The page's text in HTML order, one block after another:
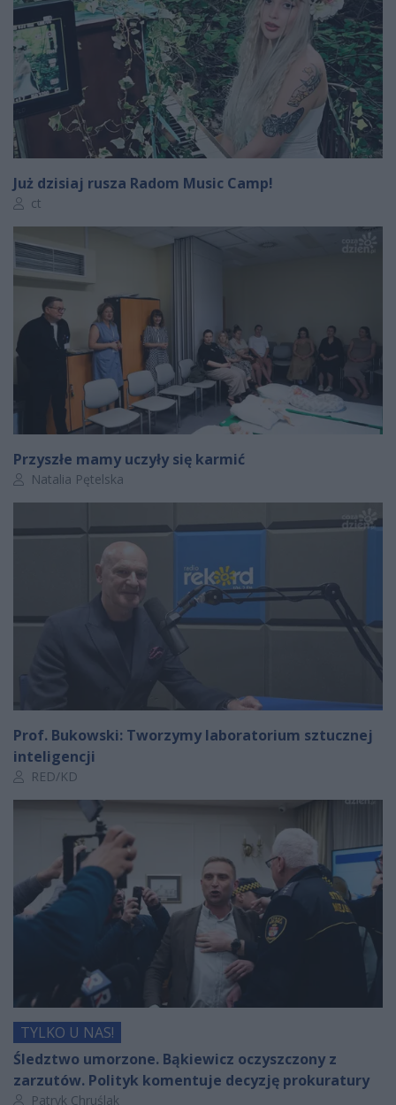
Już dzisiaj rusza Radom Music Camp!
Autor artykułu:
ct
Przyszłe mamy uczyły się karmić
Autor artykułu:
Natalia Pętelska
Prof. Bukowski: Tworzymy laboratorium sztucznej
inteligencji
Autor artykułu:
RED/KD
TYLKO U NAS!
Śledztwo umorzone. Bąkiewicz oczyszczony z
zarzutów. Polityk komentuje decyzję prokuratury
Autor artykułu:
Patryk Chruślak